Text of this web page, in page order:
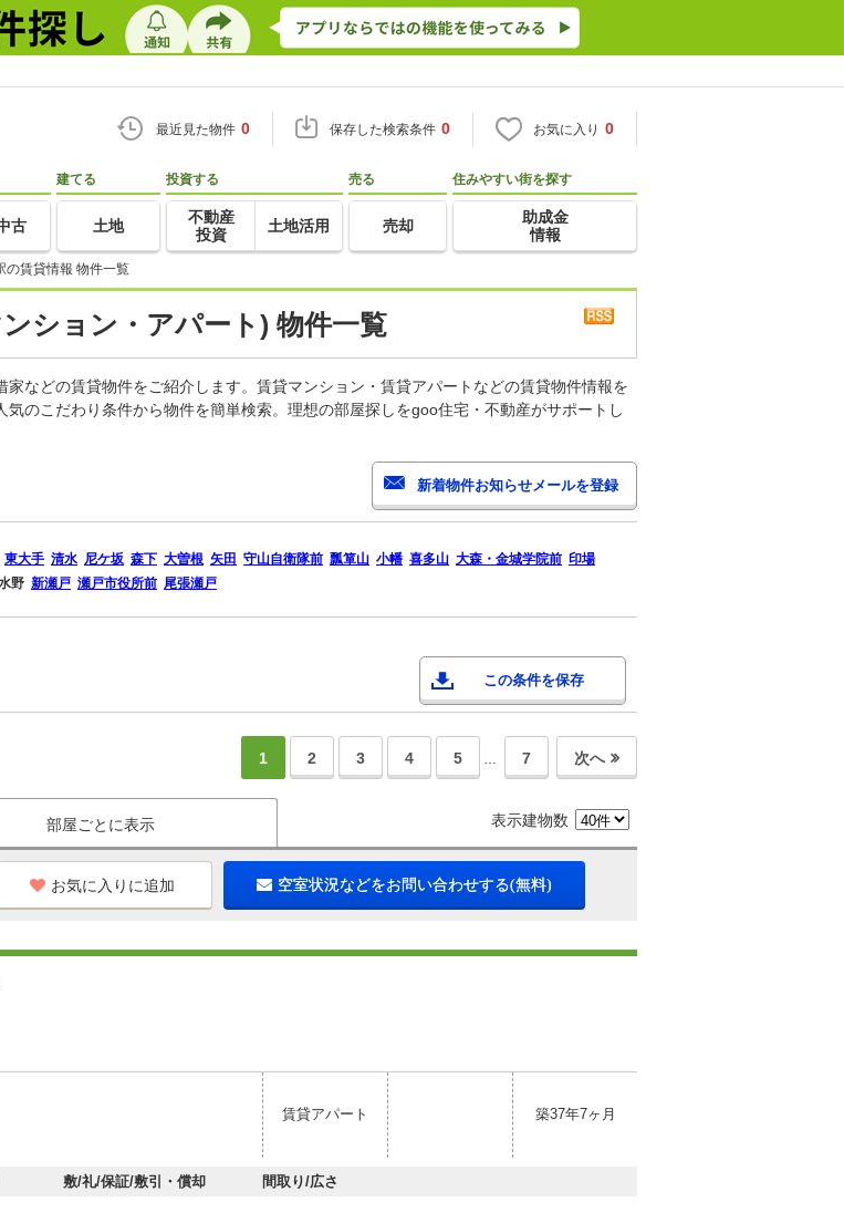
最近見た物件 0 保存した検索条件 0 お気に入り 0
古
建てる
土地
投資する
不動産
投資
土地活用
売る
売却
住みやすい街を探す
助成金
情報
の賃貸情報 物件一覧
ション・アパート) 物件一覧
などの賃貸物件をご紹介します。賃貸マンション・賃貸アパートなどの賃貸物件情報を
のこだわり条件から物件を簡単検索。理想の部屋探しをgoo住宅・不動産がサポートし
東大手 清水 尼ケ坂 森下 大曽根 矢田 守山自衛隊前 瓢箪山 小幡 喜多山 大森・金城学院前 印場
野 新瀬戸 瀬戸市役所前 尾張瀬戸
この条件を保存
1 2 3 4 5 … 7 次へ
部屋ごとに表示 表示建物数
お気に入りに追加 空室状況などをお問い合わせする(無料)
賃貸アパート 築37年7ヶ月
敷/礼/保証/敷引・償却 間取り/広さ